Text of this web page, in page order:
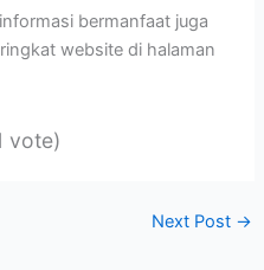
bermanfaat juga
website di halaman
vote)
Next Post →